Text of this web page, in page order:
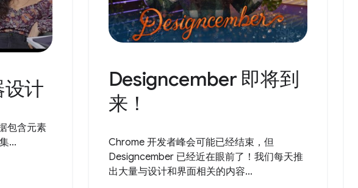
计
包含元素
...
Designcember 即将到
来！
Chrome 开发者峰会可能已经结束，但
Designcember 已经近在眼前了！我们每天推
出大量与设计和界面相关的内容...